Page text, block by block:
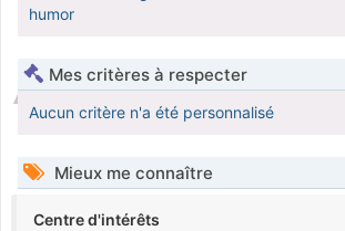
humor
Mes critères à respecter
Aucun critère n'a été personnalisé
Mieux me connaître
Centre d'intérêts